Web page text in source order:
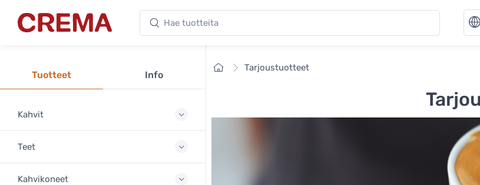
Crema Hae tuotteita
Tuotteet Info
Kahvit
Teet
Kahvikoneet
EtusivuTarjoustuotteet